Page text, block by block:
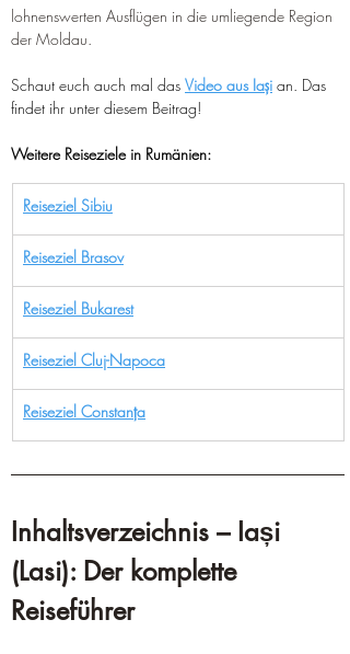
lohnenswerten Ausflügen in die umliegende Region
der Moldau.
Schaut euch auch mal das Video aus Iași an. Das
findet ihr unter diesem Beitrag!
Weitere Reiseziele in Rumänien:
Reiseziel Sibiu
Reiseziel Brasov
Reiseziel Bukarest
Reiseziel Cluj-Napoca
Reiseziel Constanța
Inhaltsverzeichnis – Iași
(Lasi): Der komplette
Reiseführer